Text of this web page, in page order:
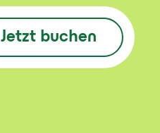
Jetzt buchen